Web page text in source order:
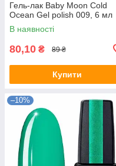
Гель-лак Baby Moon Cold
Ocean Gel polish 009, 6 мл
В наявності
80,10 ₴ 89 ₴
Купити
–10%